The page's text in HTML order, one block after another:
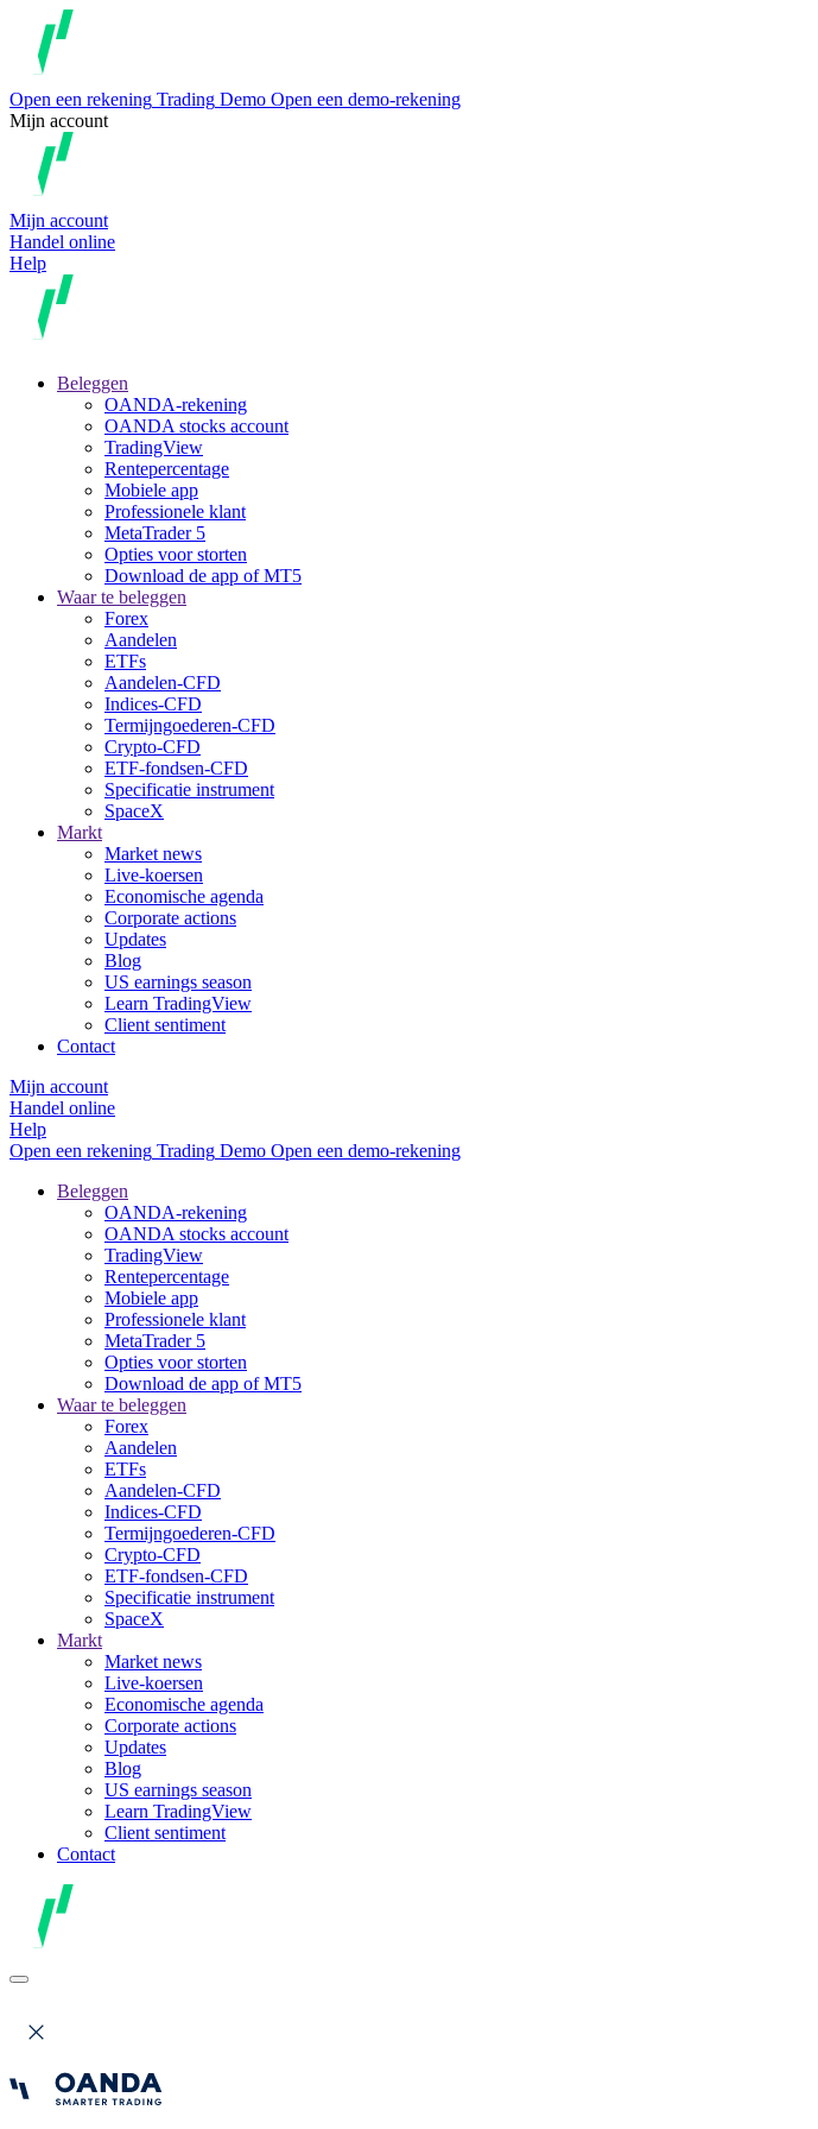
Open een rekening Trading Demo Open een demo-rekening
Mijn account
Mijn account
Handel online
Help
Beleggen
OANDA-rekening
OANDA stocks account
TradingView
Rentepercentage
Mobiele app
Professionele klant
MetaTrader 5
Opties voor storten
Download de app of MT5
Waar te beleggen
Forex
Aandelen
ETFs
Aandelen-CFD
Indices-CFD
Termijngoederen-CFD
Crypto-CFD
ETF-fondsen-CFD
Specificatie instrument
SpaceX
Markt
Market news
Live-koersen
Economische agenda
Corporate actions
Updates
Blog
US earnings season
Learn TradingView
Client sentiment
Contact
Mijn account
Handel online
Help
Open een rekening Trading Demo Open een demo-rekening
Beleggen
OANDA-rekening
OANDA stocks account
TradingView
Rentepercentage
Mobiele app
Professionele klant
MetaTrader 5
Opties voor storten
Download de app of MT5
Waar te beleggen
Forex
Aandelen
ETFs
Aandelen-CFD
Indices-CFD
Termijngoederen-CFD
Crypto-CFD
ETF-fondsen-CFD
Specificatie instrument
SpaceX
Markt
Market news
Live-koersen
Economische agenda
Corporate actions
Updates
Blog
US earnings season
Learn TradingView
Client sentiment
Contact